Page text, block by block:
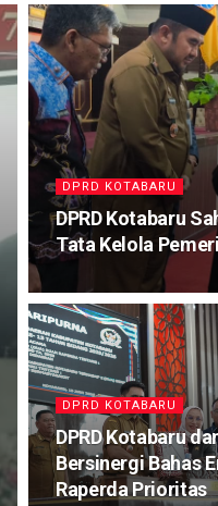
DPRD KOTABARU
DPRD Kotabaru
Tata Kelola
DPRD KOTABARU
DPRD Kotabaru
Bersinergi Bahas
Raperda Prioritas